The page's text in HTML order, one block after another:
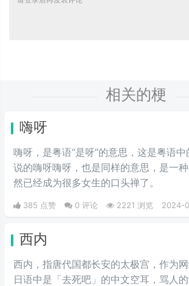
相关的梗
嗨呀
嗨呀，是粤语“是呀”的意思，这是粤语
说的嗨呀嗨呀，也是同样的意思，是一
然已经成为很多女生的口头禅了。
385 点赞 0 评论 2221 浏览 2024-
西内
西内，指唐代国都长安的太极宫，作为
日语中是「去死吧」的中文空耳，骂人